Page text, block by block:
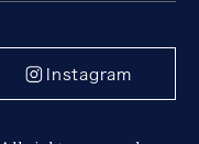
Instagram